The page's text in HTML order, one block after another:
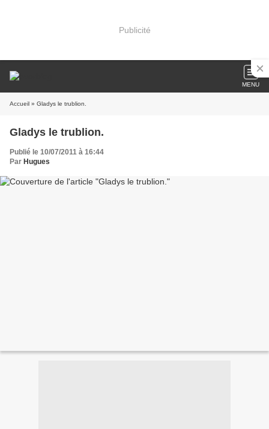
Publicité
MENU
Accueil » Gladys le trublion.
Gladys le trublion.
Publié le 10/07/2011 à 16:44
Par Hugues